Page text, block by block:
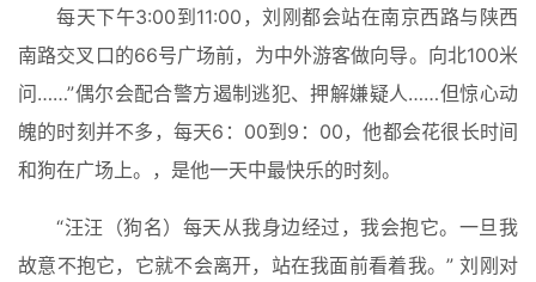
每天下午3:00到11:00，刘刚都会站在南京西路与陕西
南路交叉口的66号广场前，为中外游客做向导。向北100米
问……”偶尔会配合警方遏制逃犯、押解嫌疑人……但惊心动
魄的时刻并不多，每天6：00到9：00，他都会花很长时间
和狗在广场上。，是他一天中最快乐的时刻。
“汪汪（狗名）每天从我身边经过，我会抱它。一旦我
故意不抱它，它就不会离开，站在我面前看着我。” 刘刚对